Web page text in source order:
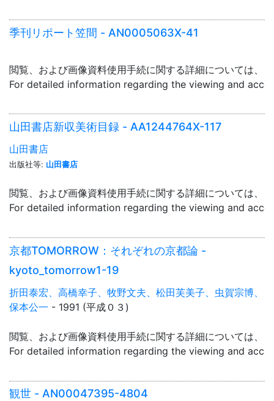
季刊リポート笠間 - AN0005063X-41
閲覧、および画像資料使用手続に関する詳細については、「
For detailed information regarding the viewing and
山田書店新収美術目録 - AA1244764X-117
山田書店
出版社等: 山田書店
閲覧、および画像資料使用手続に関する詳細については、「
For detailed information regarding the viewing and
京都TOMORROW：それぞれの京都論 -
kyoto_tomorrow1-19
折田泰宏、高橋幸子、牧野文夫、松田芙美子、虫賀宗博、
保本公一 - 1991 (平成０３)
閲覧、および画像資料使用手続に関する詳細については、「
For detailed information regarding the viewing and
観世 - AN00047395-4804